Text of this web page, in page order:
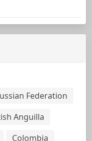
Federation
Anguilla
Colombia